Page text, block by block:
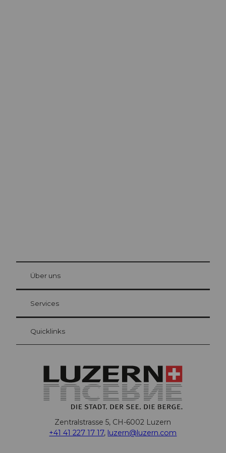
Gästekarte Luzern
Ihre Vorteile als Übernachtungsgast
at Bre
Über uns
Services
Quicklinks
Zentralstrasse 5, CH-6002 Luzern
+41 41 227 17 17, luzern@luzern.com